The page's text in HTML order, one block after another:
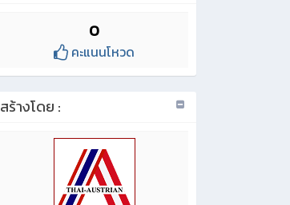
0
คะแนนโหวด
สร้างโดย :